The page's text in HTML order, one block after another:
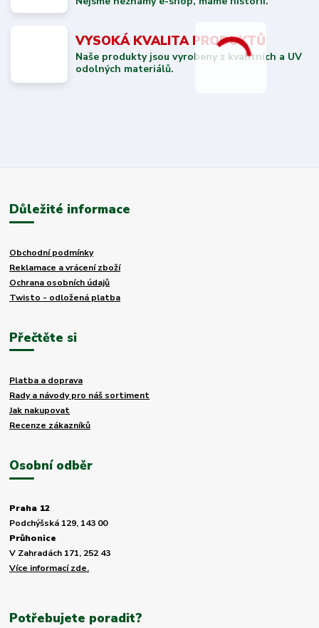
VYSOKÁ KVALITA PRODUKTŮ
Naše produkty jsou vyrobeny z kvalitních a UV
odolných materiálů.
Důležité informace
Obchodní podmínky
Reklamace a vrácení zboží
Ochrana osobních údajů
Twisto - odložená platba
Přečtěte si
Platba a doprava
Rady a návody pro náš sortiment
Jak nakupovat
Recenze zákazníků
Osobní odběr
Praha 12
Podchýšská 129, 143 00
Průhonice
V Zahradách 171, 252 43
Více informací zde.
Potřebujete poradit?